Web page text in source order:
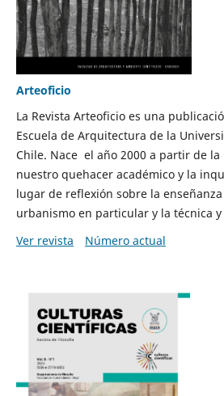
Arteoficio
La Revista Arteoficio es una
Escuela de Arquitectura de la
Chile. Nace el año 2000 a partir de
nuestro quehacer académico y la
lugar de reflexión sobre la
urbanismo en particular y la técnica
Ver revista
Número actual